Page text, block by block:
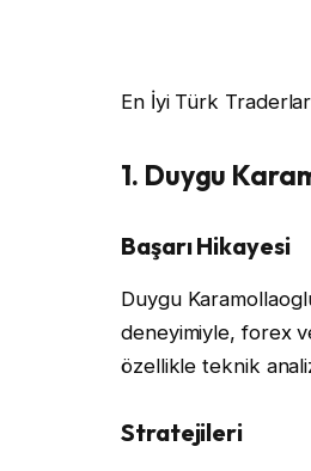
En İyi Türk
1. Duygu
Başarı Hikayesi
Duygu
deneyimiyle, forex
özellikle teknik
Stratejileri